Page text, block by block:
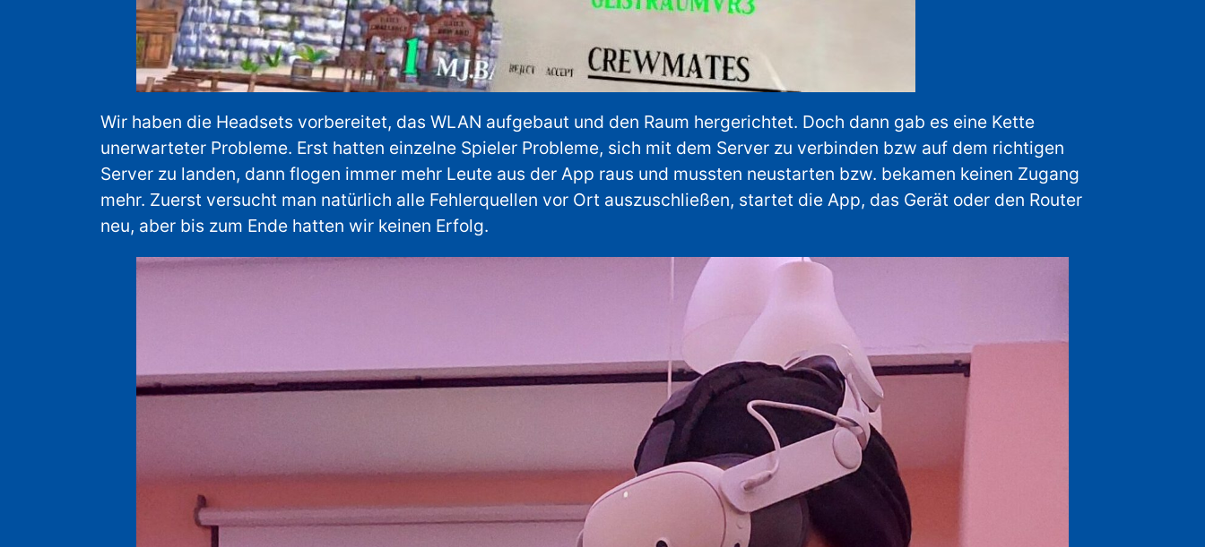
Wir haben die Headsets vorbereitet, das WLAN aufgebaut und den Raum hergerichtet. Doch dann gab es eine Kette
unerwarteter Probleme. Erst hatten einzelne Spieler Probleme, sich mit dem Server zu verbinden bzw auf dem richtigen
Server zu landen, dann flogen immer mehr Leute aus der App raus und mussten neustarten bzw. bekamen keinen Zugang
mehr. Zuerst versucht man natürlich alle Fehlerquellen vor Ort auszuschließen, startet die App, das Gerät oder den Router
neu, aber bis zum Ende hatten wir keinen Erfolg.